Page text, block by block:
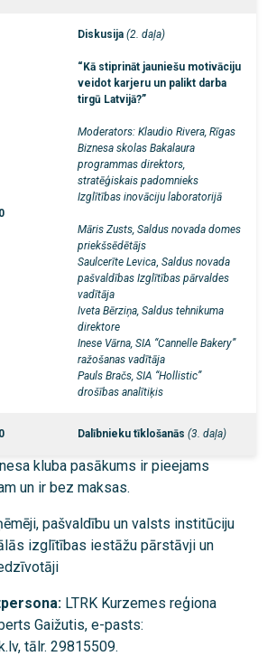
Diskusija (2. daļa)
“Kā stiprināt jauniešu motivāciju
veidot karjeru un palikt darba
tirgū Latvijā?”
Moderators: Klaudio Rivera, Rīgas
Biznesa skolas Bakalaura
programmas direktors,
stratēģiskais padomnieks
Izglītības inovāciju laboratorijā
Māris Zusts, Saldus novada domes
priekšsēdētājs
Saulcerīte Levica Saldus novada
pašvaldības Izglītības pārvaldes
vadītāja
Iveta Bērziņa, Saldus tehnikuma
direktore
Inese Vārna, SIA “Cannelle Bakery”
ražošanas vadītāja
Pauls Bračs, SIA “Hollistic”
drošības analītiķis
Dalībnieku tīklošanās (3. daļa)
kluba pasākums ir pieejams
un ir bez maksas.
pašvaldību un valsts institūciju
izglītības iestāžu pārstāvji un
LTRK Kurzemes reģiona
Gaižutis, e-pasts:
tālr. 29815509.